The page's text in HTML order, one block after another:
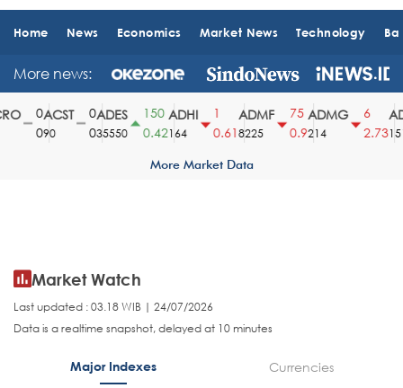
Home News Economics Market News Technology
More news:
ACST
90
ADES
35550
150
0.42
ADHI
164
0.61
ADMF
8225
75
0.9
ADMG
214
2.731510
More Market Data
Market Watch
Last updated : 03.18 WIB | 24/07/2026
Data is a realtime snapshot, delayed at 10 minutes
Major Indexes Currencies